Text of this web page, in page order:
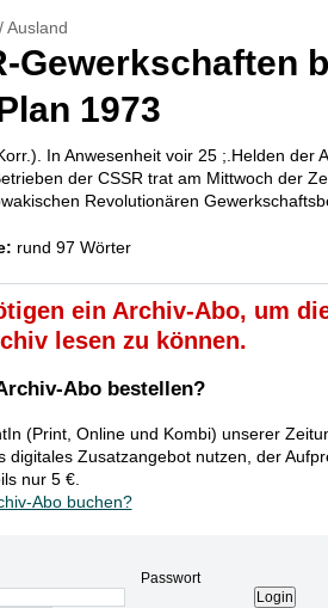
/ Ausland
Gewerkschaften
1973
In Anwesenheit voir 25 ;.Helden der
der CSSR trat am Mittwoch der
Revolutionären
rund 97 Wörter
ein Archiv-Abo, um
lesen zu können.
Abo bestellen?
(Print, Online und Kombi) unserer
digitales Zusatzangebot nutzen, der
nur 5 €.
Abo buchen?
Passwort